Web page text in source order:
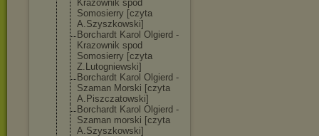
Krazownik spod
Somosierry [czyta
A.Szyszkowski]
Borchardt Karol Olgierd -
Krazownik spod
Somosierry [czyta
Z.Lutogniewski]
Borchardt Karol Olgierd -
Szaman Morski [czyta
A.Piszczatowski]
Borchardt Karol Olgierd -
Szaman morski [czyta
A.Szyszkowski]